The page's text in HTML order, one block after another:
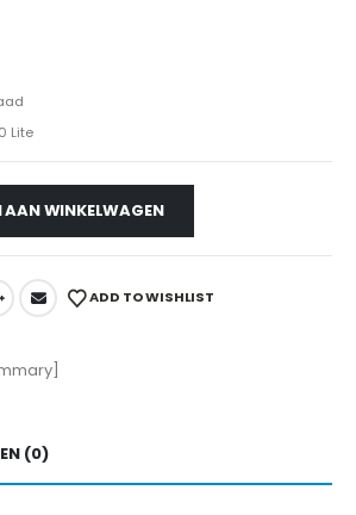
Lite
AAN WINKELWAGEN
ADD TO WISHLIST
(0)